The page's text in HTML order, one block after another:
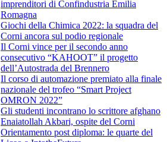
imprenditori di Confindustria Emilia
Romagna
Giochi della Chimica 2022: la squadra del
Corni ancora sul podio regionale
Il Corni vince per il secondo anno
consecutivo “KAHOOT” il progetto
dell’Autostrada del Brennero
Il corso di automazione premiato alla finale
nazionale del trofeo “Smart Project
OMRON 2022”
Gli studenti incontrano lo scrittore afghano
Enaiatollah Akbari, ospite del Corni
Orientamento post diploma: le quarte del